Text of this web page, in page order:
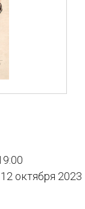
октября 2023